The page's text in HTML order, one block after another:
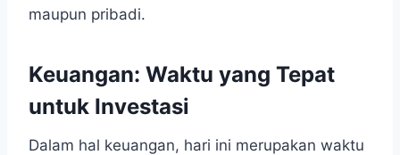
maupun pribadi.
Keuangan: Waktu yang Tepat
untuk Investasi
Dalam hal keuangan, hari ini merupakan waktu